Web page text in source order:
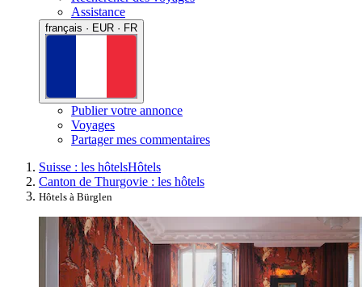
Assistance
français · EUR · FR
Publier votre annonce
Voyages
Partager mes commentaires
Suisse : les hôtelsHôtels
Canton de Thurgovie : les hôtels
Hôtels à Bürglen